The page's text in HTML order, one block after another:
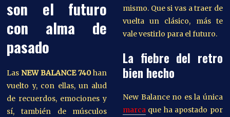
son el futuro
con alma de
pasado
Las NEW BALANCE 740han
vuelto y, con ellas, un alud
de recuerdos, emociones y
sí, también de músculos
mismo. Que si vas a traer de
vuelta un clásico, más te
vale vestirlo para el futuro.
La fiebre del retro
bien hecho
New Balance no es la única
marcaque ha apostado por